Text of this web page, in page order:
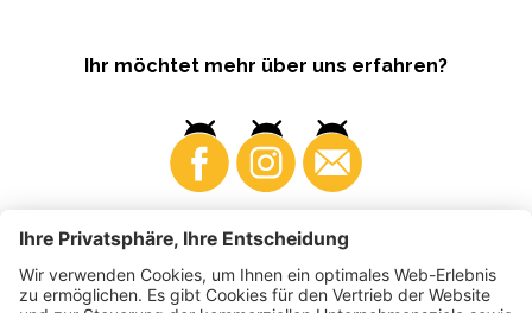
Ihr möchtet mehr über uns erfahren?
Business Produzenten